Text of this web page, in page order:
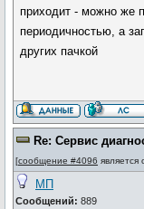
приходит - можно же
периодичностью, а
других пачкой
Re: Сервис
[сообщение #4096 является
МП
Сообщений: 889